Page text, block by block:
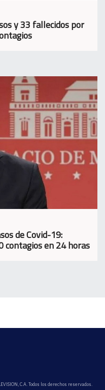
y 33 fallecidos por
de Covid-19:
contagios en 24 horas
C.A. Todos los derechos reservados.